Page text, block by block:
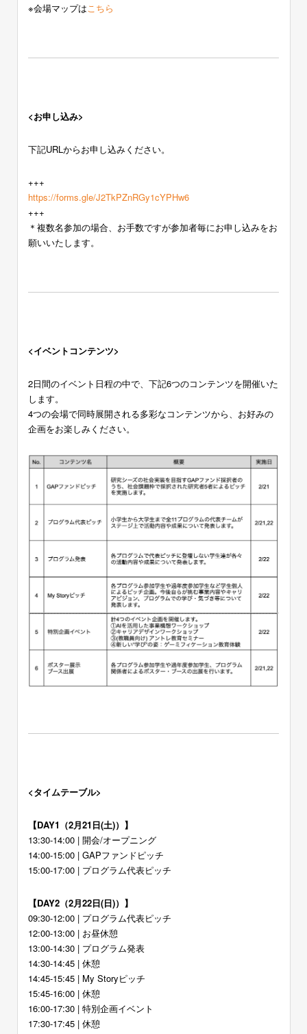
※会場マップは こちら
<お申し込み>
下記URLからお申し込みください。
+++
https://forms.gle/J2TkPZnRGy1cYPHw6
+++
＊複数名参加の場合、お手数ですが参加者毎にお申し込みをお
願いいたします。
<イベントコンテンツ>
2日間のイベント日程の中で、下記6つのコンテンツを開催いた
します。
4つの会場で同時展開される多彩なコンテンツから、お好みの
企画をお楽しみください。
<タイムテーブル>
【DAY1（2月21日(土)）】
13:30-14:00 | 開会/オープニング
14:00-15:00 | GAPファンドピッチ
15:00-17:00 | プログラム代表ピッチ
【DAY2（2月22日(日)）】
09:30-12:00 | プログラム代表ピッチ
12:00-13:00 | お昼休憩
13:00-14:30 | プログラム発表
14:30-14:45 | 休憩
14:45-15:45 | My Storyピッチ
15:45-16:00 | 休憩
16:00-17:30 | 特別企画イベント
17:30-17:45 | 休憩